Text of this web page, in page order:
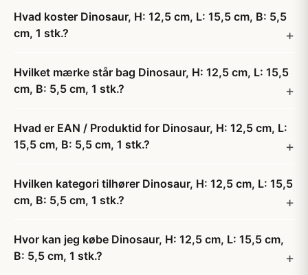
Hvad koster Dinosaur, H: 12,5 cm, L: 15,5 cm, B: 5,5
cm, 1 stk.?
Hvilket mærke står bag Dinosaur, H: 12,5 cm, L: 15,5
cm, B: 5,5 cm, 1 stk.?
Hvad er EAN / Produktid for Dinosaur, H: 12,5 cm, L:
15,5 cm, B: 5,5 cm, 1 stk.?
Hvilken kategori tilhører Dinosaur, H: 12,5 cm, L: 15,5
cm, B: 5,5 cm, 1 stk.?
Hvor kan jeg købe Dinosaur, H: 12,5 cm, L: 15,5 cm,
B: 5,5 cm, 1 stk.?